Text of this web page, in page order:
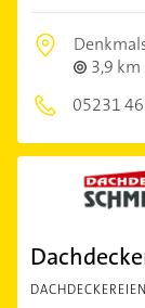
3,9 km
05231
DACHDECKEREIEN